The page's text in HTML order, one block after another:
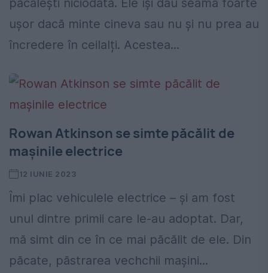
păcălești niciodată. Ele își dau seama foarte
ușor dacă minte cineva sau nu și nu prea au
încredere în ceilalți. Acestea...
Rowan Atkinson se simte păcălit de
mașinile electrice
12 IUNIE 2023
Îmi plac vehiculele electrice – și am fost
unul dintre primii care le-au adoptat. Dar,
mă simt din ce în ce mai păcălit de ele. Din
păcate, păstrarea vechchii mașini...